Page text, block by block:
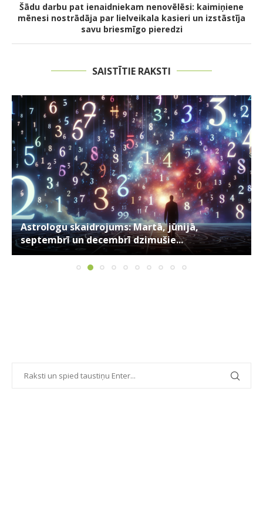
Šādu darbu pat ienaidniekam nenovēlēsi: kaimiņiene
mēnesi nostrādāja par lielveikala kasieri un izstāstīja
savu briesmīgo pieredzi
SAISTĪTIE RAKSTI
Astrologu skaidrojums: Martā, jūnijā,
septembrī un decembrī dzimušie...